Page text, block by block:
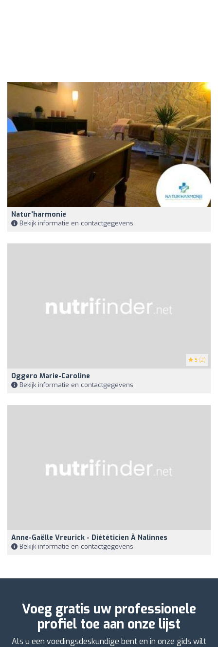
Natur'harmonie
Bekijk informatie en contactgegevens
5 (2)
Oggero Marie-Caroline
Bekijk informatie en contactgegevens
Anne-Gaëlle Vreurick - Diététicien À Nalinnes
Bekijk informatie en contactgegevens
Voeg gratis uw professionele
profiel toe aan onze lijst
Als u een voedingsdeskundige bent en in onze gids wilt